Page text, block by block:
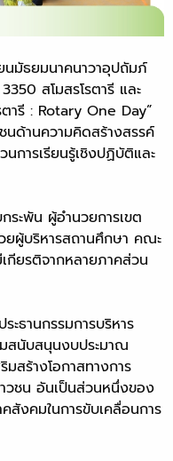
นมัธยมนาคนาวาอุปถัมภ์
สโมสรโรตารี และ
ารี : Rotary One Day”
ด้านความคิดสร้างสรรค์
การเรียนรู้เชิงปฏิบัติและ
ระพัน ผู้อำนวยการเขต
ยผู้บริหารสถานศึกษา คณะ
กียรติจากหลายภาคส่วน
ะธานกรรมการบริหาร
สนับสนุนงบประมาณ
สร้างโอกาสทางการ
วชน อันเป็นส่วนหนึ่งของ
สังคมในการขับเคลื่อนการ